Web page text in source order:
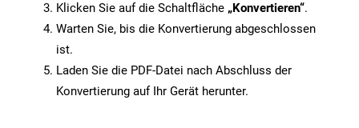
Klicken Sie auf die Schaltfläche „Konvertieren“.
Warten Sie, bis die Konvertierung abgeschlossen
ist.
Laden Sie die PDF-Datei nach Abschluss der
Konvertierung auf Ihr Gerät herunter.